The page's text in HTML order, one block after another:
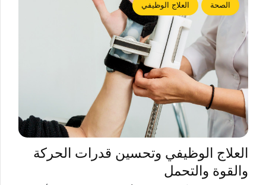
الصحة العلاج الوظيفي
العلاج الوظيفي وتحسين قدرات الحركة
والقوة والتحمل